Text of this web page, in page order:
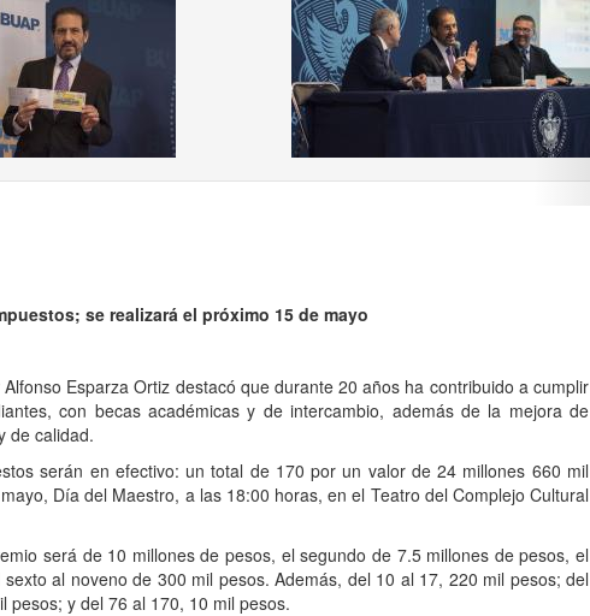
se realizará el próximo 15 de mayo
Esparza Ortiz destacó que durante 20 años ha contribuido a cumplir
con becas académicas y de intercambio, además de la mejora de
de calidad.
serán en efectivo: un total de 170 por un valor de 24 millones 660 mil
Día del Maestro, a las 18:00 horas, en el Teatro del Complejo Cultural
será de 10 millones de pesos, el segundo de 7.5 millones de pesos, el
al noveno de 300 mil pesos. Además, del 10 al 17, 220 mil pesos; del
pesos; y del 76 al 170, 10 mil pesos.